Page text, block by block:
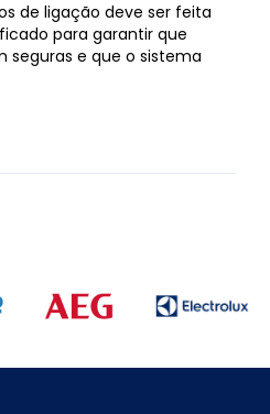
de ligação deve ser feita
para garantir que
seguras e que o sistema